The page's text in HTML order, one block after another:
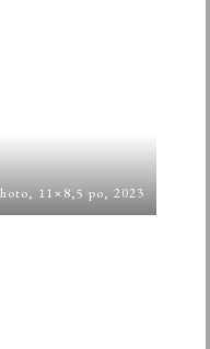
11×8,5 po, 2023